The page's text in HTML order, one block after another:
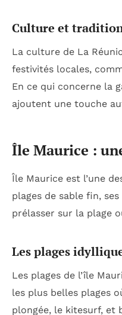
Culture et
La culture de La
festivités locales,
En ce qui concerne la
ajoutent une touche
Île Maurice :
Île Maurice est l’une
plages de sable fin,
prélasser sur la plage
Les plages
Les plages de l’île
les plus belles plages
plongée, le kitesurf, et